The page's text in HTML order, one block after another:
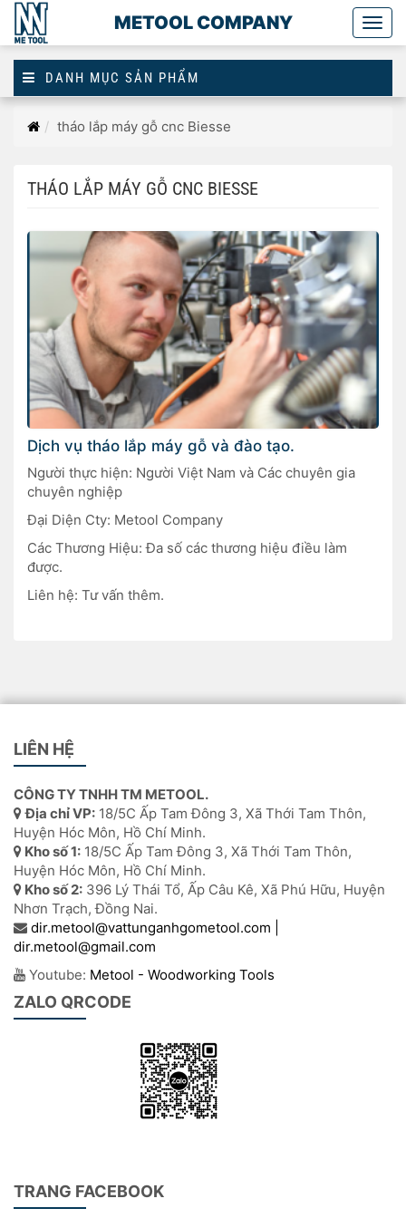
METOOL COMPANY
DANH MỤC SẢN PHẨM
Trangtháo lắp máy gỗ cnc Biesse
THÁO LẮP MÁY GỖ CNC BIESSE
Dịch vụ tháo lắp máy gỗ và đào tạo.
Người thực hiện: Người Việt Nam và Các chuyên gia
chuyên nghiệp
Đại Diện Cty: Metool Company
Các Thương Hiệu: Đa số các thương hiệu điều làm
được.
Liên hệ: Tư vấn thêm.
LIÊN HỆ
CÔNG TY TNHH TM METOOL.
Địa chỉ VP: 18/5C Ấp Tam Đông 3, Xã Thới Tam Thôn,
Huyện Hóc Môn, Hồ Chí Minh.
Kho số 1: 18/5C Ấp Tam Đông 3, Xã Thới Tam Thôn,
Huyện Hóc Môn, Hồ Chí Minh.
Kho số 2: 396 Lý Thái Tổ, Ấp Câu Kê, Xã Phú Hữu, Huyện
Nhơn Trạch, Đồng Nai.
dir.metool@vattunganhgometool.com |
dir.metool@gmail.com
Youtube: Metool - Woodworking Tools
ZALO QRCODE
TRANG FACEBOOK